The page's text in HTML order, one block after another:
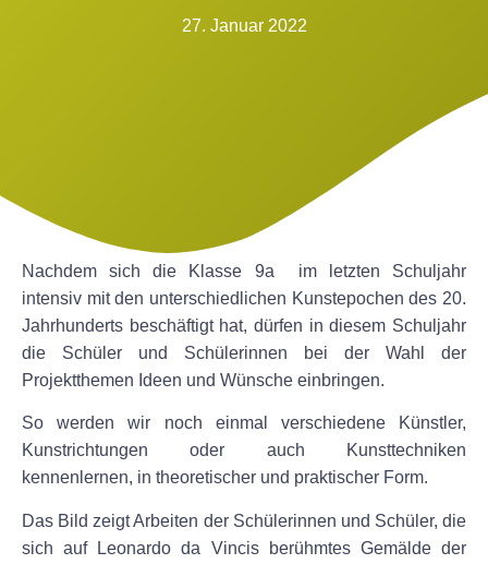
27. Januar 2022
Nachdem sich die Klasse 9a im letzten Schuljahr
intensiv mit den unterschiedlichen Kunstepochen des 20.
Jahrhunderts beschäftigt hat, dürfen in diesem Schuljahr
die Schüler und Schülerinnen bei der Wahl der
Projektthemen Ideen und Wünsche einbringen.
So werden wir noch einmal verschiedene Künstler,
Kunstrichtungen oder auch Kunsttechniken
kennenlernen, in theoretischer und praktischer Form.
Das Bild zeigt Arbeiten der Schülerinnen und Schüler, die
sich auf Leonardo da Vincis berühmtes Gemälde der